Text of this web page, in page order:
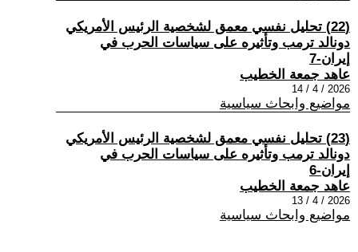
(22) تحليل نفسي معمق لشخصية الرئيس الأمريكي
دونالد ترمب وتأثيره على سياسات الحرب في
إيران-7
عاهد جمعة الخطيب
2026 / 4 / 14
مواضيع وابحاث سياسية
(23) تحليل نفسي معمق لشخصية الرئيس الأمريكي
دونالد ترمب وتأثيره على سياسات الحرب في
إيران-6
عاهد جمعة الخطيب
2026 / 4 / 13
مواضيع وابحاث سياسية